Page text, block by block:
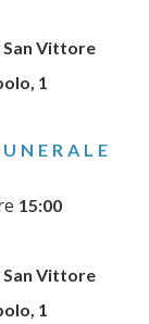
San Vittore
1
15:00
San Vittore
1